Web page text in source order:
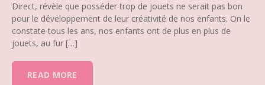
Direct, révèle que posséder trop de jouets ne serait pas bon
pour le développement de leur créativité de nos enfants. On le
constate tous les ans, nos enfants ont de plus en plus de
jouets, au fur […]
READ MORE